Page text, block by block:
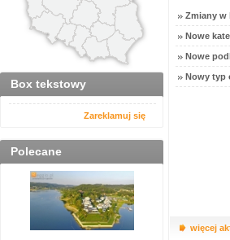
Box tekstowy
Zareklamuj się
Polecane
Zmiany w
Nowe
Nowe
Nowy typ
więcej